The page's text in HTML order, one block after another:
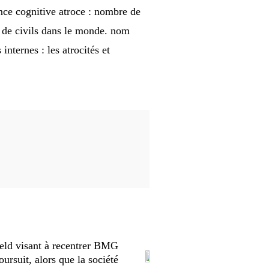
cognitive atroce : nombre de
civils dans le monde. nom
internes : les atrocités et
visant à recentrer BMG
alors que la société